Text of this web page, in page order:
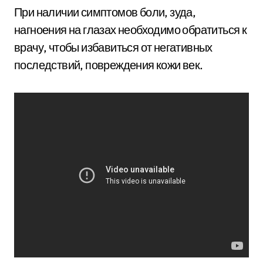
При наличии симптомов боли, зуда,
нагноения на глазах необходимо обратиться к
врачу, чтобы избавиться от негативных
последствий, повреждения кожи век.